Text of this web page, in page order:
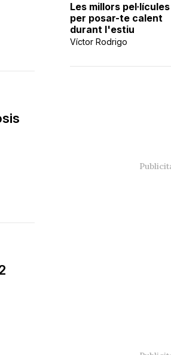
Les millors pel·lícules
per posar-te calent
durant l'estiu
Víctor Rodrigo